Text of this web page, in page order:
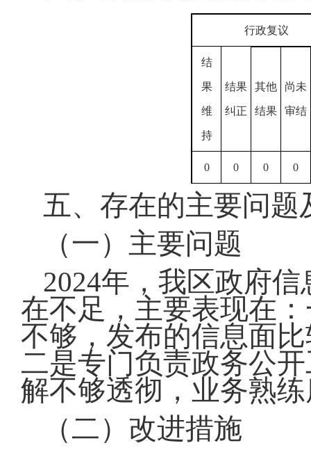
行政复议
结
果
维
持
结果
纠正
其他
结果
尚未
审结
0 0 0 0
五、存在的主要问题
（一）主要问题
2024年，我区政府
在不足，主要表现在
不够，发布的信息面
二是专门负责政务公
解不够透彻，业务熟
（二）改进措施